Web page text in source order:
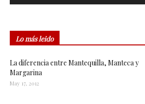
Lo más leido
La diferencia entre Mantequilla, Manteca y
Margarina
May 17, 2012